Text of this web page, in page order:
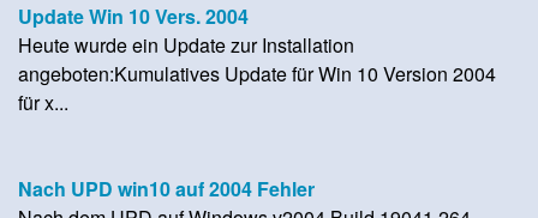
Update Win 10 Vers. 2004
Heute wurde ein Update zur Installation
angeboten:Kumulatives Update für Win 10 Version 2004
für x...
Nach UPD win10 auf 2004 Fehler